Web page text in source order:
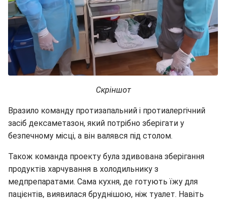
Скріншот
Вразило команду протизапальний і протиалергічний
засіб дексаметазон, який потрібно зберігати у
безпечному місці, а він валявся під столом.
Також команда проекту була здивована зберігання
продуктів харчування в холодильнику з
медпрепаратами. Сама кухня, де готують їжу для
пацієнтів, виявилася бруднішою, ніж туалет. Навіть